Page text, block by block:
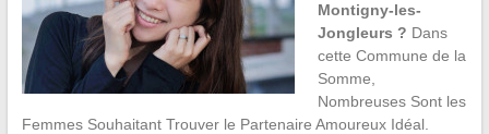
Montigny-les-
Jongleurs ? Dans
cette Commune de la
Somme,
Nombreuses Sont les
Femmes Souhaitant Trouver le Partenaire Amoureux Idéal.